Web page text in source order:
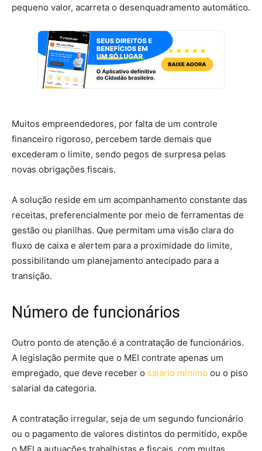
pequeno valor, acarreta o desenquadramento automático.
Muitos empreendedores, por falta de um controle
financeiro rigoroso, percebem tarde demais que
excederam o limite, sendo pegos de surpresa pelas
novas obrigações fiscais.
A solução reside em um acompanhamento constante das
receitas, preferencialmente por meio de ferramentas de
gestão ou planilhas. Que permitam uma visão clara do
fluxo de caixa e alertem para a proximidade do limite,
possibilitando um planejamento antecipado para a
transição.
Número de funcionários
Outro ponto de atenção é a contratação de funcionários.
A legislação permite que o MEI contrate apenas um
empregado, que deve receber o salário mínimo ou o piso
salarial da categoria.
A contratação irregular, seja de um segundo funcionário
ou o pagamento de valores distintos do permitido, expõe